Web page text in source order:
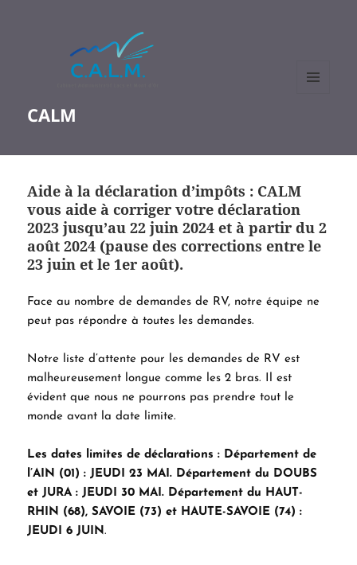
CALM
Aide à la déclaration d’impôts : CALM
vous aide à corriger votre déclaration
2023 jusqu’au 22 juin 2024 et à partir du 2
août 2024 (pause des corrections entre le
23 juin et le 1er août).
Face au nombre de demandes de RV, notre équipe ne
peut pas répondre à toutes les demandes.
Notre liste d’attente pour les demandes de RV est
malheureusement longue comme les 2 bras. Il est
évident que nous ne pourrons pas prendre tout le
monde avant la date limite.
Les dates limites de déclarations : Département de
l’AIN (01) : JEUDI 23 MAI. Département du DOUBS
et JURA : JEUDI 30 MAI. Département du HAUT-
RHIN (68), SAVOIE (73) et HAUTE-SAVOIE (74) :
JEUDI 6 JUIN.